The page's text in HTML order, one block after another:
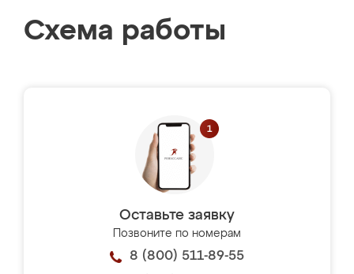
Схема работы
Оставьте заявку
Позвоните по номерам
8 (800) 511-89-55